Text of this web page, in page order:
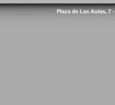
Plaza de Las Aulas, 7